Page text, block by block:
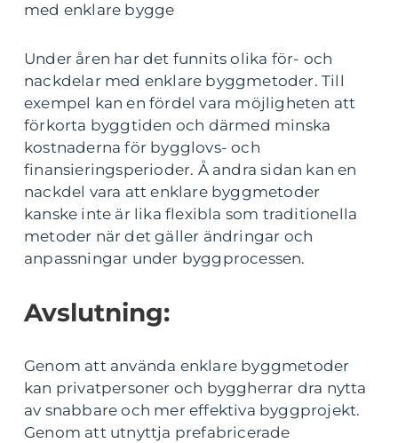
med enklare bygge
Under åren har det funnits olika för- och
nackdelar med enklare byggmetoder. Till
exempel kan en fördel vara möjligheten att
förkorta byggtiden och därmed minska
kostnaderna för bygglovs- och
finansieringsperioder. Å andra sidan kan en
nackdel vara att enklare byggmetoder
kanske inte är lika flexibla som traditionella
metoder när det gäller ändringar och
anpassningar under byggprocessen.
Avslutning:
Genom att använda enklare byggmetoder
kan privatpersoner och byggherrar dra nytta
av snabbare och mer effektiva byggprojekt.
Genom att utnyttja prefabricerade